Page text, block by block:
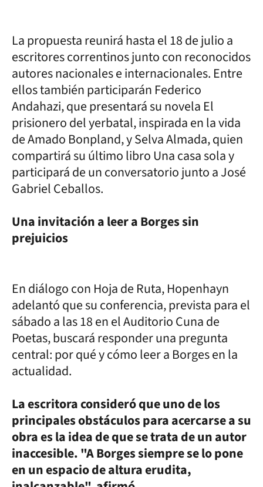
La propuesta reunirá hasta el 18 de julio a
escritores correntinos junto con reconocidos
autores nacionales e internacionales. Entre
ellos también participarán Federico
Andahazi, que presentará su novela El
prisionero del yerbatal, inspirada en la vida
de Amado Bonpland, y Selva Almada, quien
compartirá su último libro Una casa sola y
participará de un conversatorio junto a José
Gabriel Ceballos.
Una invitación a leer a Borges sin
prejuicios
En diálogo con Hoja de Ruta, Hopenhayn
adelantó que su conferencia, prevista para el
sábado a las 18 en el Auditorio Cuna de
Poetas, buscará responder una pregunta
central: por qué y cómo leer a Borges en la
actualidad.
La escritora consideró que uno de los
principales obstáculos para acercarse a su
obra es la idea de que se trata de un autor
inaccesible. "A Borges siempre se lo pone
en un espacio de altura erudita,